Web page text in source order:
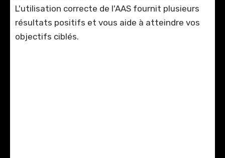
L'utilisation correcte de l'AAS fournit plusieurs
résultats positifs et vous aide à atteindre vos
objectifs ciblés.